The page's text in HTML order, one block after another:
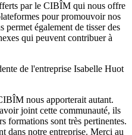
par le CIBÎM qui nous offre
pour promouvoir nos
également de tisser des
qui peuvent contribuer à
de l'entreprise Isabelle Huot
nous apporterait autant.
joint cette communauté, ils
formations sont très pertinentes.
dans notre entreprise. Merci au